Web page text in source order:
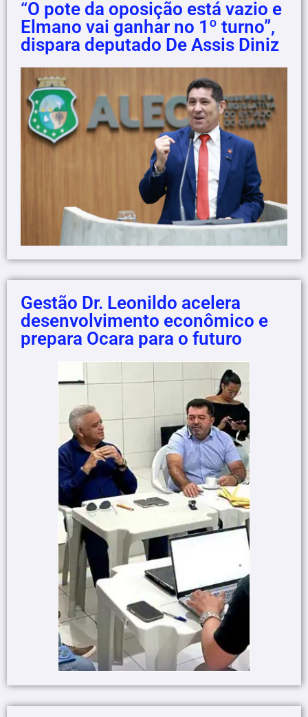
“O pote da oposição está vazio e
Elmano vai ganhar no 1º turno”,
dispara deputado De Assis Diniz
Gestão Dr. Leonildo acelera
desenvolvimento econômico e
prepara Ocara para o futuro